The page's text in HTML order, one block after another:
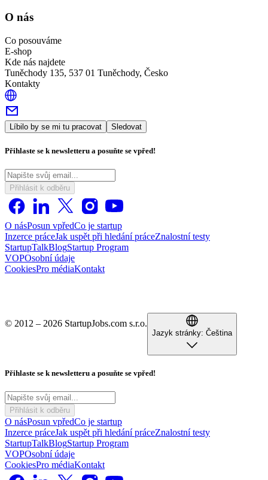
O nás
Co posouváme
E-shop
Kde nás najdete
Tuněchody 135, 537 01 Tuněchody, Česko
Kontakty
Líbilo by se mi tu pracovat Sledovat
Přihlaste se k newsletteru a posuňte se vpřed!
Přihlásit k odběru
O násPosun vpředCo je startup
Inzerce práceJak uspět při hledání práceZnalostní testy
StartupTalkBlogStartup Program
VOPOsobní údaje
CookiesPro médiaKontakt
© 2012 – 2026 StartupJobs.com s.r.o.
Jazyk stránky: Čeština
Přihlaste se k newsletteru a posuňte se vpřed!
Přihlásit k odběru
O násPosun vpředCo je startup
Inzerce práceJak uspět při hledání práceZnalostní testy
StartupTalkBlogStartup Program
VOPOsobní údaje
CookiesPro médiaKontakt